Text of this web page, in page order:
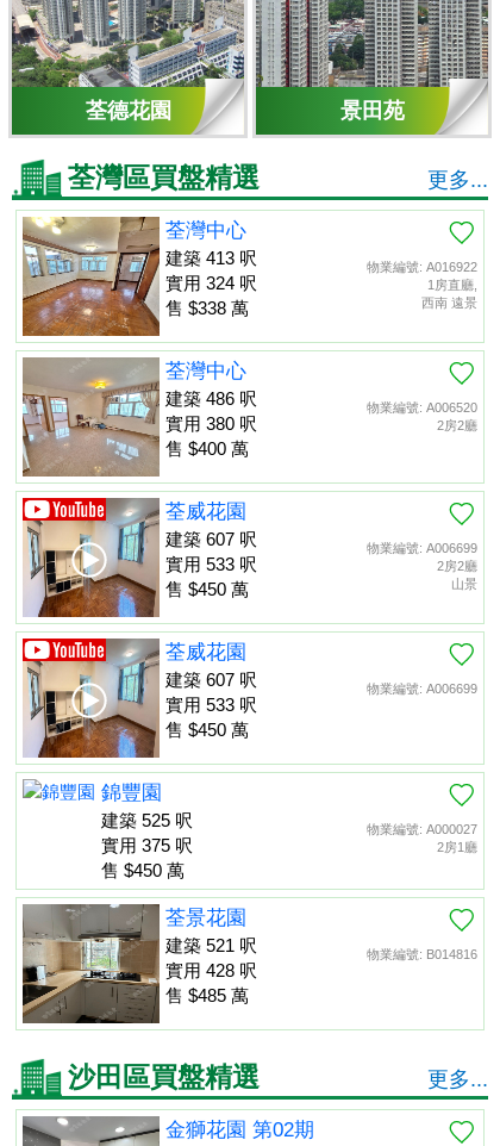
荃德花園 景田苑
荃灣區買盤精選 更多...
物業編號: A016922
1房直廳,
西南 遠景
荃灣中心
建築 413 呎
實用 324 呎
售 $338 萬
物業編號: A006520
2房2廳
荃灣中心
建築 486 呎
實用 380 呎
售 $400 萬
物業編號: A006699
2房2廳
山景
荃威花園
建築 607 呎
實用 533 呎
售 $450 萬
物業編號: A006699
荃威花園
建築 607 呎
實用 533 呎
售 $450 萬
物業編號: A000027
2房1廳
錦豐園
建築 525 呎
實用 375 呎
售 $450 萬
物業編號: B014816
荃景花園
建築 521 呎
實用 428 呎
售 $485 萬
沙田區買盤精選 更多...
金獅花園 第02期